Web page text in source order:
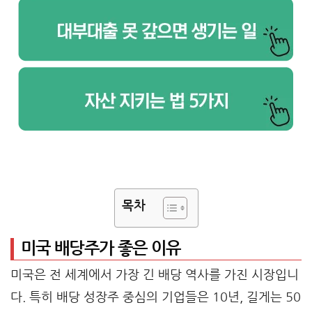
목차
미국 배당주가 좋은 이유
미국은 전 세계에서 가장 긴 배당 역사를 가진 시장입니
다. 특히 배당 성장주 중심의 기업들은 10년, 길게는 50